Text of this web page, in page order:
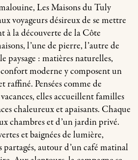
Les Maisons du Tuly
voyageurs désireux de se mettre
à la découverte de la Côte
l’une de pierre, l’autre de
paysage : matières naturelles,
moderne y composent un
raffiné. Pensées comme de
elles accueillent familles
chaleureux et apaisants. Chaque
chambres et d’un jardin privé.
et baignées de lumière,
autour d’un café matinal